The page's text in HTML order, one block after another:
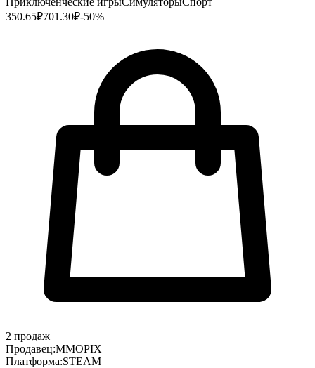
350.65₽701.30₽-50%
2 продаж
Продавец:MMOPIX
Платформа:STEAM